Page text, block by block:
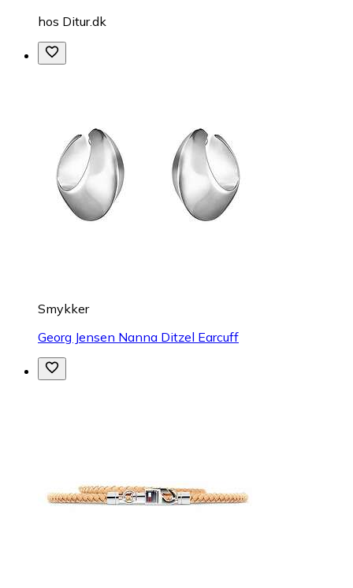
hos Ditur.dk
Smykker
Georg Jensen Nanna Ditzel Earcuff